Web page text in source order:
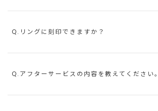
Q.リングに刻印できますか？
Q.アフターサービスの内容を教えてください。